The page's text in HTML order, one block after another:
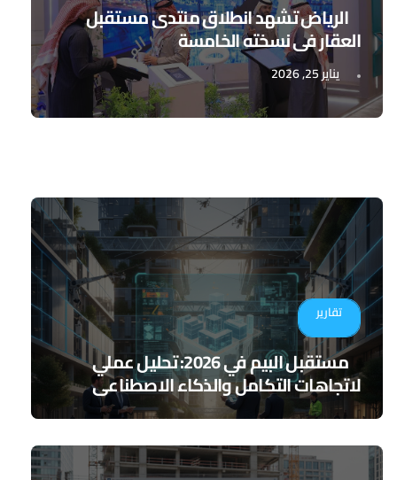
الرياض تشهد انطلاق منتدى مستقبل
العقار في نسخته الخامسة
يناير 25, 2026
تقارير
مستقبل البيم في 2026: تحليل عملي
لاتجاهات التكامل والذكاء الاصطناعي